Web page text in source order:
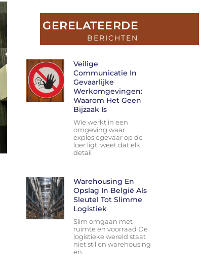
GERELATEERDE
BERICHTEN
Veilige
Communicatie In
Gevaarlijke
Werkomgevingen:
Waarom Het Geen
Bijzaak Is
Wie werkt in een
omgeving waar
explosiegevaar op de
loer ligt, weet dat elk
detail
Warehousing En
Opslag In België Als
Sleutel Tot Slimme
Logistiek
Slim omgaan met
ruimte en voorraad De
logistieke wereld staat
niet stil en warehousing
en